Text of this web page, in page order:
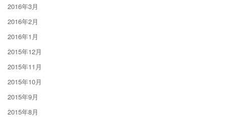
2016年3月
2016年2月
2016年1月
2015年12月
2015年11月
2015年10月
2015年9月
2015年8月